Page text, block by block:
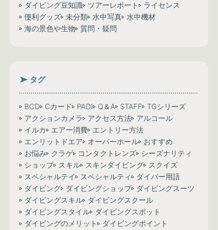
ダイビング豆知識 ツアーレポート
ライセンス
便利グッズ 未分類 水中写真 水中機材
海の景色や生物 質問・疑問
タグ
BCD Cカード PADI Q＆A STAFF TGシリーズ
アクションカメラ
アクセス方法 アルコール
イルカ
エアー消費 エントリー方法
エンリットドエア
オーバーホール おすすめ
お悩み
クラゲ コンタクトレンズ シーズナリティ
ショップ スキル スキンダイビング スクイズ
スペシャルテイ
スペシャルティ
ダイバー用語
ダイビング
ダイビングショップ
ダイビングスーツ
ダイビングスキル
ダイビングスクール
ダイビングスタイル
ダイビングスポット
ダイビングのメリット
ダイビングポイント